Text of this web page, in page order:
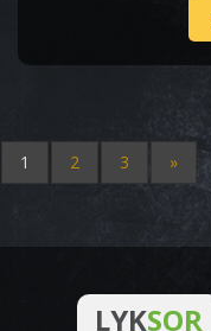
1 2 3 »
LYKSOR